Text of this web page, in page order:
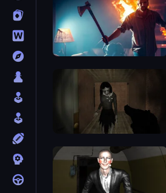
You Are Being Watched